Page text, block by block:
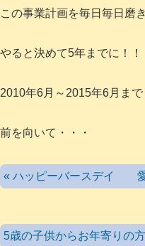
この事業計画を毎日毎日磨
やると決めて5年までに！！
2010年6月～2015年6月まで
前を向いて・・・
« ハッピーバースデイ 愛
5歳の子供からお年寄りの